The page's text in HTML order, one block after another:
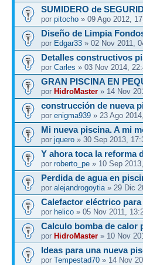
SUMIDERO de
por pitocho » 09 Ago 2012,
Diseño de Limpia
por Edgar33 » 02 Nov 2011,
Detalles constructivos
por Carles » 03 Nov 2014,
GRAN PISCINA EN
por HidroMaster » 14 Nov
construcción de nueva
por enigma939 » 23 Ago
Mi nueva piscina. A mi
por jquero » 30 Sep 2013,
Y ahora toca la reforma
por roberto_pe » 10 Sep
Perdida de agua en
por alejandrogoytia» 29 Dic
Calefactor eléctrico
por helico » 05 Nov 2011,
Calculo bomba de calor
por HidroMaster » 10 Nov
Ideas para una nueva
por Tempestad70 » 14 Nov